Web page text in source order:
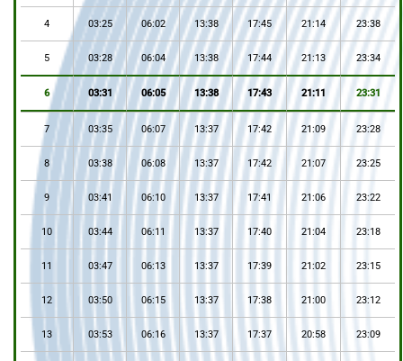
4 03:25 06:02 13:38 17:45 21:14 23:38
5 03:28 06:04 13:38 17:44 21:13 23:34
6 03:31 06:05 13:38 17:43 21:11 23:31
7 03:35 06:07 13:37 17:42 21:09 23:28
8 03:38 06:08 13:37 17:42 21:07 23:25
9 03:41 06:10 13:37 17:41 21:06 23:22
10 03:44 06:11 13:37 17:40 21:04 23:18
11 03:47 06:13 13:37 17:39 21:02 23:15
12 03:50 06:15 13:37 17:38 21:00 23:12
13 03:53 06:16 13:37 17:37 20:58 23:09